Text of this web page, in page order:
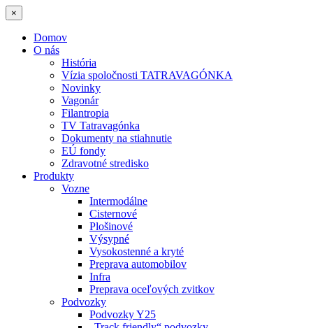
×
Domov
O nás
História
Vízia spoločnosti TATRAVAGÓNKA
Novinky
Vagonár
Filantropia
TV Tatravagónka
Dokumenty na stiahnutie
EÚ fondy
Zdravotné stredisko
Produkty
Vozne
Intermodálne
Cisternové
Plošinové
Výsypné
Vysokostenné a kryté
Preprava automobilov
Infra
Preprava oceľových zvitkov
Podvozky
Podvozky Y25